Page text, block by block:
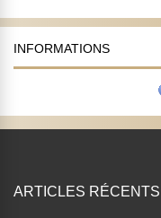
INFORMATIONS
ARTICLES RÉCENTS